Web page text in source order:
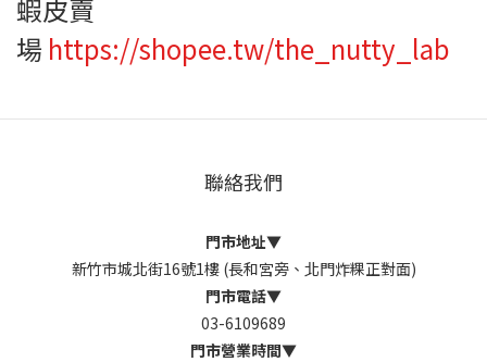
蝦皮賣
場 https://shopee.tw/the_nutty_lab
聯絡我們
門市地址▼
新竹市城北街16號1樓 (長和宮旁、北門炸粿正對面)
門市電話▼
03-6109689
門市營業時間▼